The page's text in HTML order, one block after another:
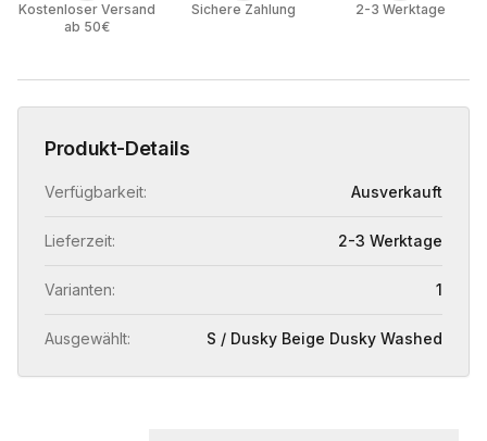
Kostenloser Versand
ab 50€
Sichere Zahlung 2-3 Werktage
Produkt-Details
Verfügbarkeit: Ausverkauft
Lieferzeit: 2-3 Werktage
Varianten: 1
Ausgewählt: S / Dusky Beige Dusky Washed